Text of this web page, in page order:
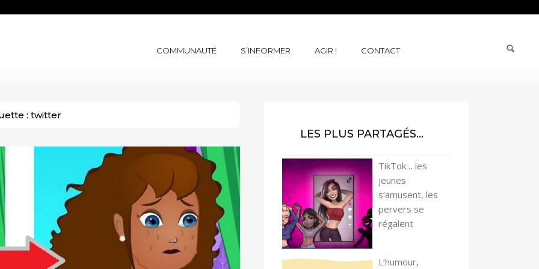
COMMUNAUTÉ S’INFORMER AGIR ! CONTACT
: twitter
LES PLUS PARTAGÉS…
TikTok… les
jeunes
s’amusent, les
pervers se
régalent
L’humour,